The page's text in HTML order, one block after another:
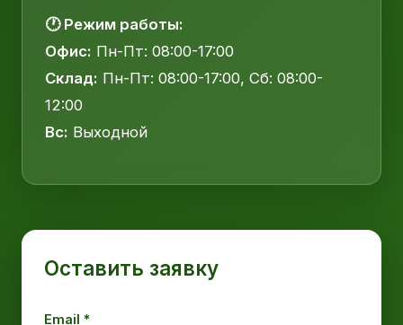
🕐 Режим работы:
Офис: Пн-Пт: 08:00-17:00
Склад: Пн-Пт: 08:00-17:00, Сб: 08:00-
12:00
Вс: Выходной
Оставить заявку
Email *